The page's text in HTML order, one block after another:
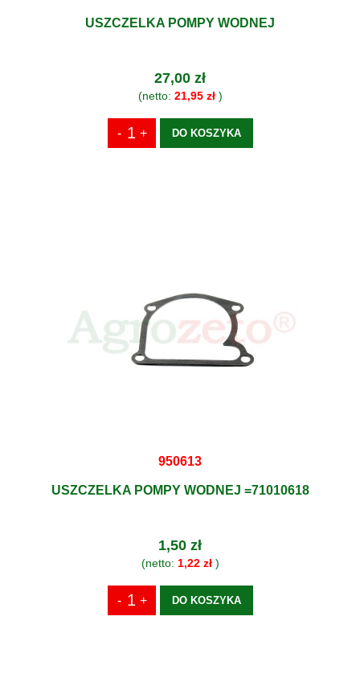
USZCZELKA POMPY WODNEJ
27,00 zł
(netto: 21,95 zł)
DO KOSZYKA
950613
USZCZELKA POMPY WODNEJ =71010618
1,50 zł
(netto: 1,22 zł)
DO KOSZYKA